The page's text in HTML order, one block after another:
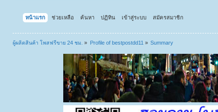
หน้าแรก ช่วยเหลือ ค้นหา ปฏิทิน เข้าสู่ระบบ สมัครสมาชิก
ผู้ผลิตสินค้า โพสฟรีขาย 24 ชม. » Profile of bestpostdd11 » Summary